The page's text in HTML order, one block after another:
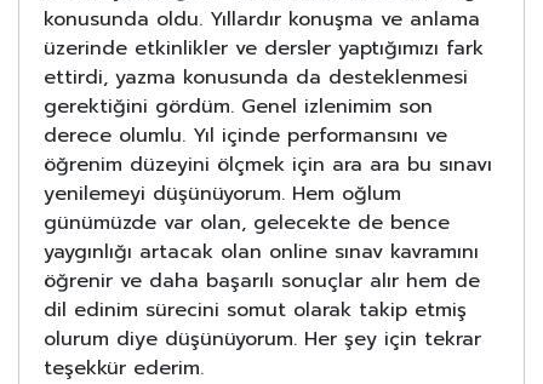
konusunda oldu. Yıllardır konuşma ve anlama
üzerinde etkinlikler ve dersler yaptığımızı fark
ettirdi, yazma konusunda da desteklenmesi
gerektiğini gördüm. Genel izlenimim son
derece olumlu. Yıl içinde performansını ve
öğrenim düzeyini ölçmek için ara ara bu sınavı
yenilemeyi düşünüyorum. Hem oğlum
günümüzde var olan, gelecekte de bence
yaygınlığı artacak olan online sınav kavramını
öğrenir ve daha başarılı sonuçlar alır hem de
dil edinim sürecini somut olarak takip etmiş
olurum diye düşünüyorum. Her şey için tekrar
teşekkür ederim.